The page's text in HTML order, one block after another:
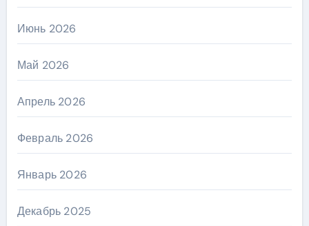
Июнь 2026
Май 2026
Апрель 2026
Февраль 2026
Январь 2026
Декабрь 2025